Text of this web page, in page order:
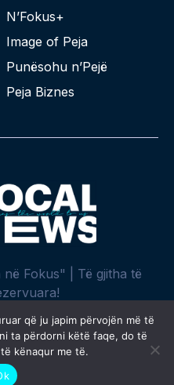
N’Fokus+
Image of Peja
Punësohu n’Pejë
Peja Biznes
Fokus" | Të gjitha të
që ju japim përvojën më të
ta përdorni këtë faqe, do të
kënaqur me të.